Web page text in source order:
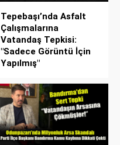
Tepebaşı’nda Asfalt
Çalışmalarına
Vatandaş Tepkisi:
"Sadece Görüntü İçin
Yapılmış"